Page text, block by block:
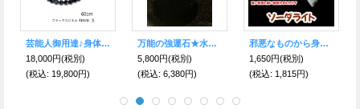
幸運のシンボル♪馬蹄リング★ピンクゴールド
2,200円(税別)
(税込: 2,420円)
NEW！婚活・出会いを引き寄せる♪愛の♂♀ワイルーロ【恋愛成就・結婚】小物のみの価格/エケコ人形用小物
1,500円(税別)
(税込: 1,650円)
勝機を掴んで離さない！ 迷いを断ち切り成功へ導くドラゴンペンダント★ソーダライト
4,500円(税別)
(税込: 4,950円)